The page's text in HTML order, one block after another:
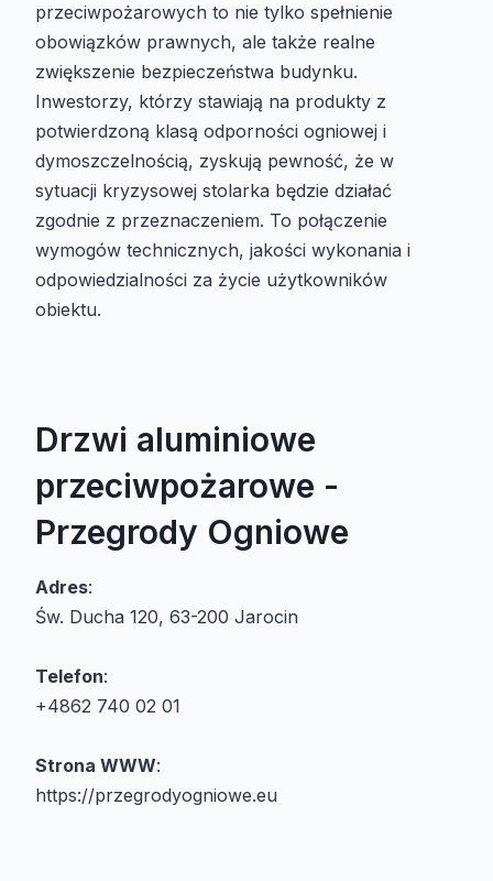
przeciwpożarowych to nie tylko spełnienie
obowiązków prawnych, ale także realne
zwiększenie bezpieczeństwa budynku.
Inwestorzy, którzy stawiają na produkty z
potwierdzoną klasą odporności ogniowej i
dymoszczelnością, zyskują pewność, że w
sytuacji kryzysowej stolarka będzie działać
zgodnie z przeznaczeniem. To połączenie
wymogów technicznych, jakości wykonania i
odpowiedzialności za życie użytkowników
obiektu.
Drzwi aluminiowe
przeciwpożarowe -
Przegrody Ogniowe
Adres:
Św. Ducha 120, 63-200 Jarocin
Telefon:
+4862 740 02 01
Strona WWW:
https://przegrodyogniowe.eu